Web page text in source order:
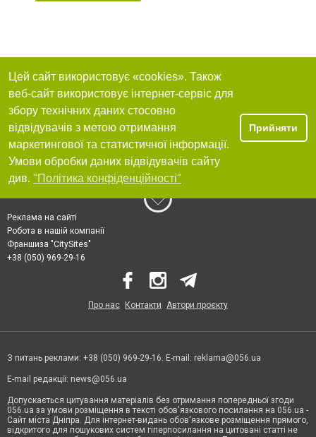
Цей сайт використовує «cookies». Також
веб-сайт використовує інтернет-сервіс для
збору технічних даних стосовно
відвідувачів з метою отримання
маркетингової та статистичної інформації.
Умови обробки даних відвідувачів сайту
див. "Політика конфіденційності"
Прийняти
Реклама на сайті
Робота в нашій компанії
Франшиза "CitySites"
+38 (050) 969-29-16
Про нас Контакти Автори проєкту
З питань реклами: +38 (050) 969-29-16. E-mail: reklama@056.ua
E-mail редакції: news@056.ua
Допускається цитування матеріалів без отримання попередньої згоди
056.ua за умови розміщення в тексті обов'язкового посилання на 056.ua -
Сайт міста Дніпра. Для інтернет-видань обов'язкове розміщення прямого,
відкритого для пошукових систем гіперпосилання на цитовані статті не